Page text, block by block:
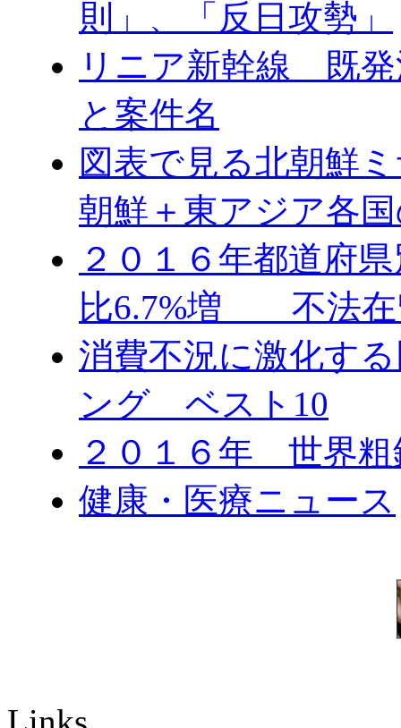
則」、「反日攻勢」
リニア新幹線 既発
と案件名
図表で見る北朝鮮
朝鮮＋東アジア各
２０１６年都道府
比6.7%増 不法在
消費不況に激化す
ング ベスト10
２０１６年 世界粗
健康・医療ニュース